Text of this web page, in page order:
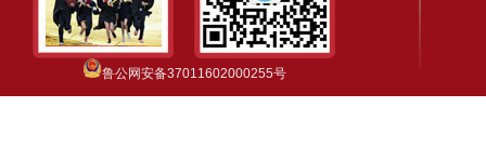
鲁公网安备37011602000255号